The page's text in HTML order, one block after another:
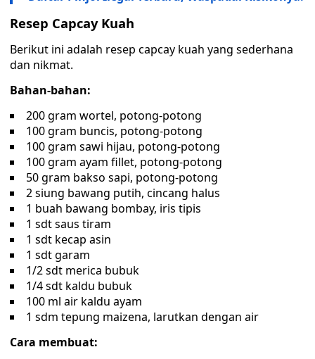
Resep Capcay Kuah
Berikut ini adalah resep capcay kuah yang sederhana
dan nikmat.
Bahan-bahan:
200 gram wortel, potong-potong
100 gram buncis, potong-potong
100 gram sawi hijau, potong-potong
100 gram ayam fillet, potong-potong
50 gram bakso sapi, potong-potong
2 siung bawang putih, cincang halus
1 buah bawang bombay, iris tipis
1 sdt saus tiram
1 sdt kecap asin
1 sdt garam
1/2 sdt merica bubuk
1/4 sdt kaldu bubuk
100 ml air kaldu ayam
1 sdm tepung maizena, larutkan dengan air
Cara membuat: